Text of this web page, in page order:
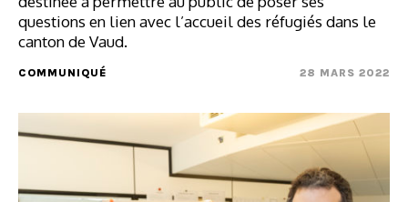
questions en lien avec l’accueil des réfugiés dans le
canton de Vaud.
COMMUNIQUÉ 28 MARS 2022